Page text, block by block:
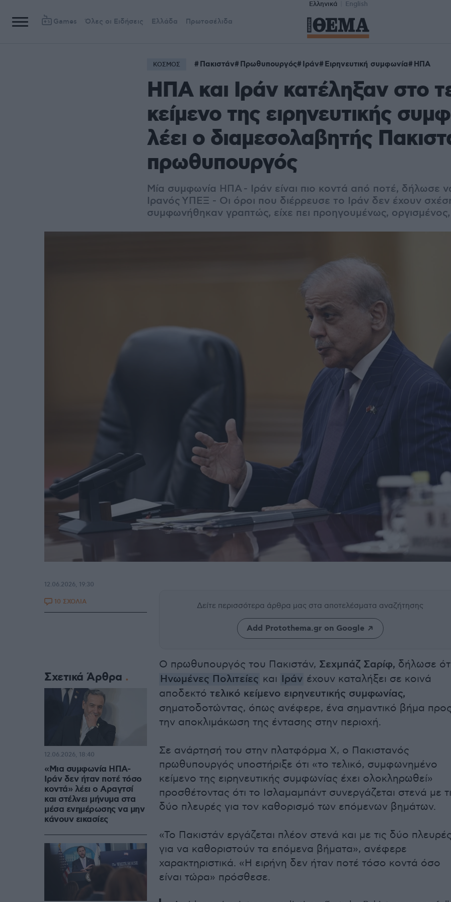
Ελληνικά English
Games Όλες οι Ειδήσεις Ελλάδα Πρωτοσέλιδα
ΚΟΣΜΟΣ Πακιστάν Πρωθυπουργός Ιράν Ειρηνευτική συμφωνία ΗΠΑ
ΗΠΑ και Ιράν κατέληξαν στο
κείμενο της ειρηνευτικής
λέει ο διαμεσολαβητής
πρωθυπουργός
Μία συμφωνία ΗΠΑ - Ιράν είναι πιο κοντά από ποτέ, δήλωσε
Ιρανός ΥΠΕΞ - Οι όροι που διέρρευσε το Ιράν δεν έχουν
συμφωνήθηκαν γραπτώς, είχε πει προηγουμένως,
Δείτε περισσότερα άρθρα μας στα αποτελέσματα αναζήτησης
Add Protothema.gr on Google
Ο πρωθυπουργός του Πακιστάν, Σεχμπάζ Σαρίφ, δήλωσε
Ηνωμένες Πολιτείες και Ιράν έχουν καταλήξει σε κοινά
αποδεκτό τελικό κείμενο ειρηνευτικής συμφωνίας,
σηματοδοτώντας, όπως ανέφερε, ένα σημαντικό βήμα
την αποκλιμάκωση της έντασης στην περιοχή.
Σε ανάρτησή του στην πλατφόρμα X, ο Πακιστανός
πρωθυπουργός υποστήριξε ότι «το τελικό, συμφωνημένο
κείμενο της ειρηνευτικής συμφωνίας έχει ολοκληρωθεί»
προσθέτοντας ότι το Ισλαμαμπάντ συνεργάζεται στενά με
δύο πλευρές για τον καθορισμό των επόμενων βημάτων.
«Το Πακιστάν εργάζεται πλέον στενά και με τις δύο
για να καθοριστούν τα επόμενα βήματα», ανέφερε
χαρακτηριστικά. «Η ειρήνη δεν ήταν ποτέ τόσο κοντά όσο
είναι τώρα» πρόσθεσε.
12.06.2026, 19:30
10 ΣΧΟΛΙΑ
Σχετικά Άρθρα
«Μια συμφωνία ΗΠΑ-
Ιράν δεν ήταν ποτέ τόσο
κοντά» λέει ο Αραγτσί
και στέλνει μήνυμα στα
μέσα ενημέρωσης να μην
κάνουν εικασίες
12.06.2026, 18:40